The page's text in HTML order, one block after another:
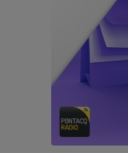
VOS ÉMISSIONS EN IMAGES
ANNONCEURS & ESPACE PRO
VOTRE PUBLICITÉ SUR PONTACQ RADIO
LOCATION DE STUDIOS